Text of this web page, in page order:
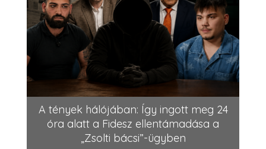
A tények hálójában: Így ingott meg 24
óra alatt a Fidesz ellentámadása a
„Zsolti bácsi”-ügyben